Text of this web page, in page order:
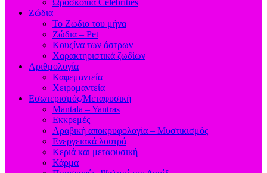
Ζώδια
Το Ζώδιο του μήνα
Ζώδια – Pet
Κουζίνα των άστρων
Χαρακτηριστικά ζωδίων
Αριθμολογία
Καφεμαντεία
Χειρομαντεία
Εσωτερισμός/Μεταφυσική
Mantala – Yantras
Εκκρεμές
Αραβική αποκρυφολογία – Μυστικισμός
Ενεργειακά λουτρά
Κεριά και μεταφυσική
Κάρμα